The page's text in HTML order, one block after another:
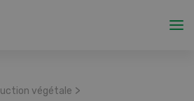
végétale >